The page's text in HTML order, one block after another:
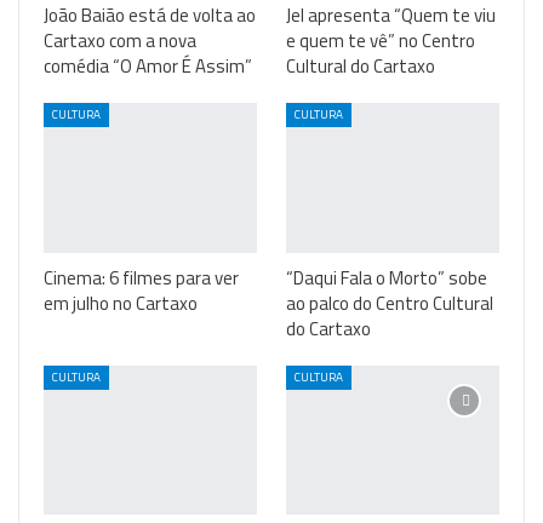
João Baião está de volta ao
Cartaxo com a nova
comédia “O Amor É Assim”
Jel apresenta “Quem te viu
e quem te vê” no Centro
Cultural do Cartaxo
CULTURA
Cinema: 6 filmes para ver
em julho no Cartaxo
CULTURA
“Daqui Fala o Morto” sobe
ao palco do Centro Cultural
do Cartaxo
CULTURA CULTURA